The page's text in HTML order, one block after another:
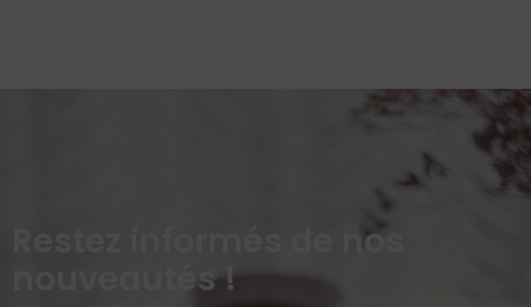
Restez informés de nos
nouveautés !